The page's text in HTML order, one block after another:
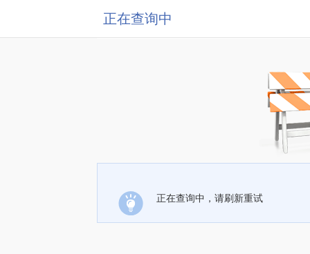
正在查询中
正在查询中，请刷新重试